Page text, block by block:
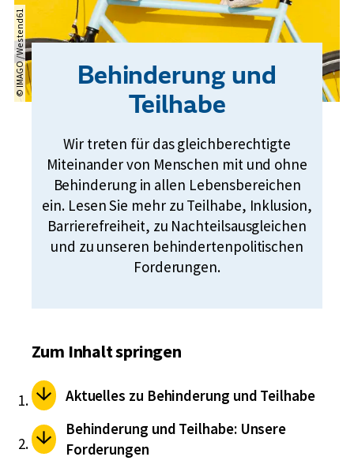
© IMAGO / Westend61
Behinderung und
Teilhabe
Wir treten für das gleichberechtigte
Miteinander von Menschen mit und ohne
Behinderung in allen Lebensbereichen
ein. Lesen Sie mehr zu Teilhabe, Inklusion,
Barrierefreiheit, zu Nachteilsausgleichen
und zu unseren behindertenpolitischen
Forderungen.
Zum Inhalt springen
Aktuelles zu Behinderung und Teilhabe
Behinderung und Teilhabe: Unsere
Forderungen